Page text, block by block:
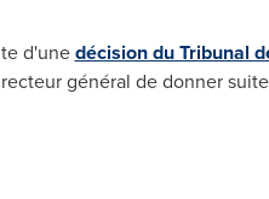
d'unedécision du Tribunal
général de donner